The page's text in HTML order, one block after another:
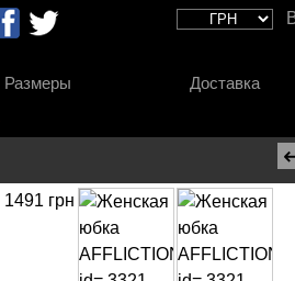
Размеры Доставка